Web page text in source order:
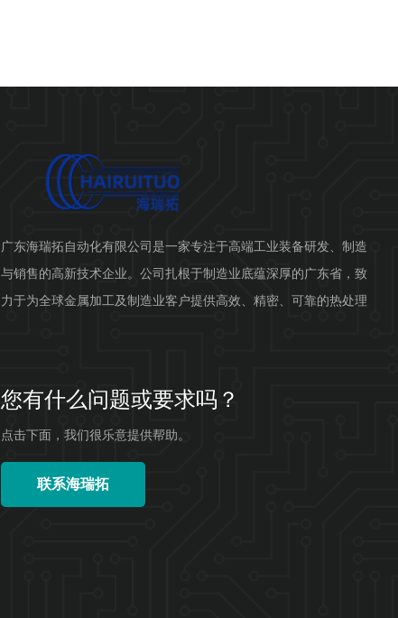
广东海瑞拓自动化有限公司是一家专注于高端工业装备研发、制造
与销售的高新技术企业。公司扎根于制造业底蕴深厚的广东省，致
力于为全球金属加工及制造业客户提供高效、精密、可靠的热处理
您有什么问题或要求吗？
点击下面，我们很乐意提供帮助。
联系海瑞拓